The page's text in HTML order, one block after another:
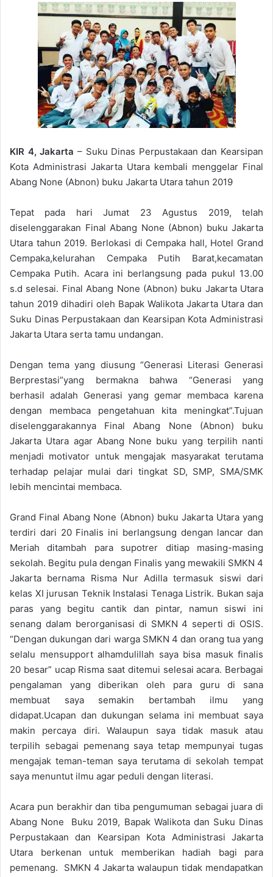
KIR 4, Jakarta – Suku Dinas Perpustakaan dan Kearsipan
Kota Administrasi Jakarta Utara kembali menggelar Final
Abang None (Abnon) buku Jakarta Utara tahun 2019
Tepat pada hari Jumat 23 Agustus 2019, telah
diselenggarakan Final Abang None (Abnon) buku Jakarta
Utara tahun 2019. Berlokasi di Cempaka hall, Hotel Grand
Cempaka,kelurahan Cempaka Putih Barat,kecamatan
Cempaka Putih. Acara ini berlangsung pada pukul 13.00
s.d selesai. Final Abang None (Abnon) buku Jakarta Utara
tahun 2019 dihadiri oleh Bapak Walikota Jakarta Utara dan
Suku Dinas Perpustakaan dan Kearsipan Kota Administrasi
Jakarta Utara serta tamu undangan.
Dengan tema yang diusung “Generasi Literasi Generasi
Berprestasi”yang bermakna bahwa “Generasi yang
berhasil adalah Generasi yang gemar membaca karena
dengan membaca pengetahuan kita meningkat”.Tujuan
diselenggarakannya Final Abang None (Abnon) buku
Jakarta Utara agar Abang None buku yang terpilih nanti
menjadi motivator untuk mengajak masyarakat terutama
terhadap pelajar mulai dari tingkat SD, SMP, SMA/SMK
lebih mencintai membaca.
Grand Final Abang None (Abnon) buku Jakarta Utara yang
terdiri dari 20 Finalis ini berlangsung dengan lancar dan
Meriah ditambah para supotrer ditiap masing-masing
sekolah. Begitu pula dengan Finalis yang mewakili SMKN 4
Jakarta bernama Risma Nur Adilla termasuk siswi dari
kelas XI jurusan Teknik Instalasi Tenaga Listrik. Bukan saja
paras yang begitu cantik dan pintar, namun siswi ini
senang dalam berorganisasi di SMKN 4 seperti di OSIS.
“Dengan dukungan dari warga SMKN 4 dan orang tua yang
selalu mensupport alhamdulillah saya bisa masuk finalis
20 besar” ucap Risma saat ditemui selesai acara. Berbagai
pengalaman yang diberikan oleh para guru di sana
membuat saya semakin bertambah ilmu yang
didapat.Ucapan dan dukungan selama ini membuat saya
makin percaya diri. Walaupun saya tidak masuk atau
terpilih sebagai pemenang saya tetap mempunyai tugas
mengajak teman-teman saya terutama di sekolah tempat
saya menuntut ilmu agar peduli dengan literasi.
Acara pun berakhir dan tiba pengumuman sebagai juara di
Abang None Buku 2019, Bapak Walikota dan Suku Dinas
Perpustakaan dan Kearsipan Kota Administrasi Jakarta
Utara berkenan untuk memberikan hadiah bagi para
pemenang. SMKN 4 Jakarta walaupun tidak mendapatkan